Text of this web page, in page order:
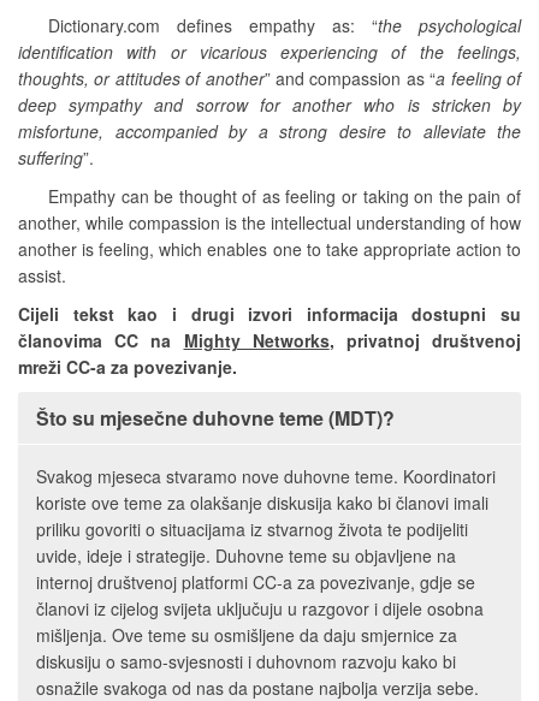
Dictionary.com defines empathy as: “the psychological
identification with or vicarious experiencing of the feelings,
thoughts, or attitudes of another” and compassion as “a feeling of
deep sympathy and sorrow for another who is stricken by
misfortune, accompanied by a strong desire to alleviate the
suffering”.
Empathy can be thought of as feeling or taking on the pain of
another, while compassion is the intellectual understanding of how
another is feeling, which enables one to take appropriate action to
assist.
Cijeli tekst kao i drugi izvori informacija dostupni su
članovima CC na Mighty Networks, privatnoj društvenoj
mreži CC-a za povezivanje.
Što su mjesečne duhovne teme (MDT)?
Svakog mjeseca stvaramo nove duhovne teme. Koordinatori
koriste ove teme za olakšanje diskusija kako bi članovi imali
priliku govoriti o situacijama iz stvarnog života te podijeliti
uvide, ideje i strategije. Duhovne teme su objavljene na
internoj društvenoj platformi CC-a za povezivanje, gdje se
članovi iz cijelog svijeta uključuju u razgovor i dijele osobna
mišljenja. Ove teme su osmišljene da daju smjernice za
diskusiju o samo-svjesnosti i duhovnom razvoju kako bi
osnažile svakoga od nas da postane najbolja verzija sebe.